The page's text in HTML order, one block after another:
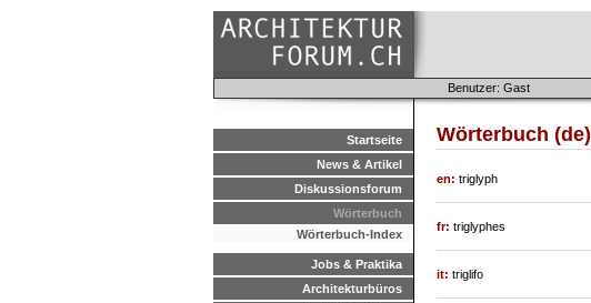
Benutzer: Gast
Startseite
News & Artikel
Diskussionsforum
Wörterbuch
Wörterbuch-Index
Jobs & Praktika
Architekturbüros
Wörterbuch (de)
en: triglyph
fr: triglyphes
it: triglifo